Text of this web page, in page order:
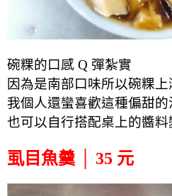
碗粿的口感 Q 彈紮實
因為是南部口味所以碗粿
我個人還蠻喜歡這種偏甜的
也可以自行搭配桌上的醬
虱目魚羹 │ 35 元